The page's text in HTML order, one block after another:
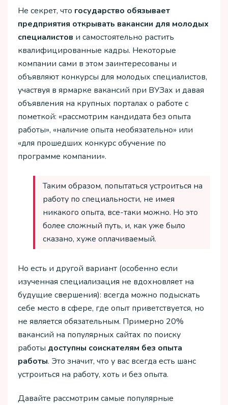
Не секрет, что государство обязывает
предприятия открывать вакансии для молодых
специалистов и самостоятельно растить
квалифицированные кадры. Некоторые
компании сами в этом заинтересованы и
объявляют конкурсы для молодых специалистов,
участвуя в ярмарке вакансий при ВУЗах и давая
объявления на крупных порталах о работе с
пометкой: «рассмотрим кандидата без опыта
работы», «наличие опыта необязательно» или
«для прошедших конкурс обучение по
программе компании».
Таким образом, попытаться устроиться на
работу по специальности, не имея
никакого опыта, все-таки можно. Но это
более сложный путь, и, как уже было
сказано, хуже оплачиваемый.
Но есть и другой вариант (особенно если
изученная специализация не вдохновляет на
будущие свершения): всегда можно подыскать
себе место в сфере, где опыт приветствуется, но
не является обязательным. Примерно 20%
вакансий на популярных сайтах по поиску
работы доступны соискателям без опыта
работы. Это значит, что у вас всегда есть шанс
устроиться на работу, хоть и без опыта.
Давайте рассмотрим самые популярные